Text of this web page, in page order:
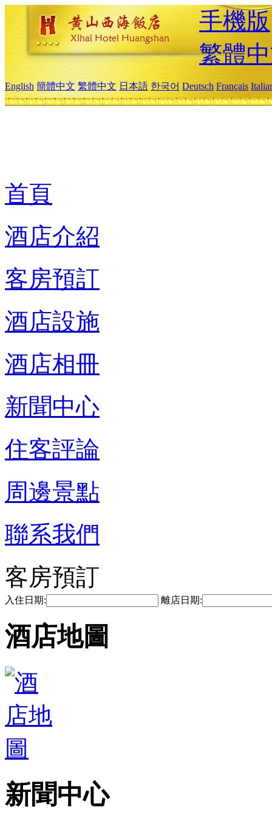
手機版
繁體
English 簡體中文 繁體中文 日本語 한국어 Deutsch Français
首頁
酒店介紹
客房預訂
酒店設施
酒店相冊
新聞中心
住客評論
周邊景點
聯系我們
客房預訂
入住日期: 離店日期:
酒店地圖
新聞中心